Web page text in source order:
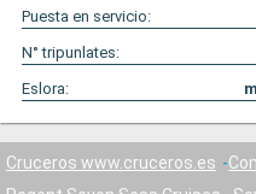
Puesta en servicio:
N° tripunlates:
Eslora:
m
Cruceros www.cruceros.es